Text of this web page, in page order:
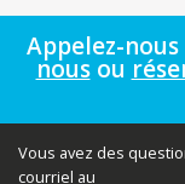
Appelez-nous
nousou
Vous avez des
courriel au